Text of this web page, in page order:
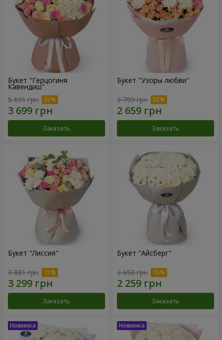
Букет "Герцогиня
Кавендиш"
5 691 грн
Заказать
Букет "Узоры любви"
3 799 грн
Заказать
Букет "Лиссия"
3 881 грн
Заказать
Букет "Айсберг"
2 658 грн
Заказать